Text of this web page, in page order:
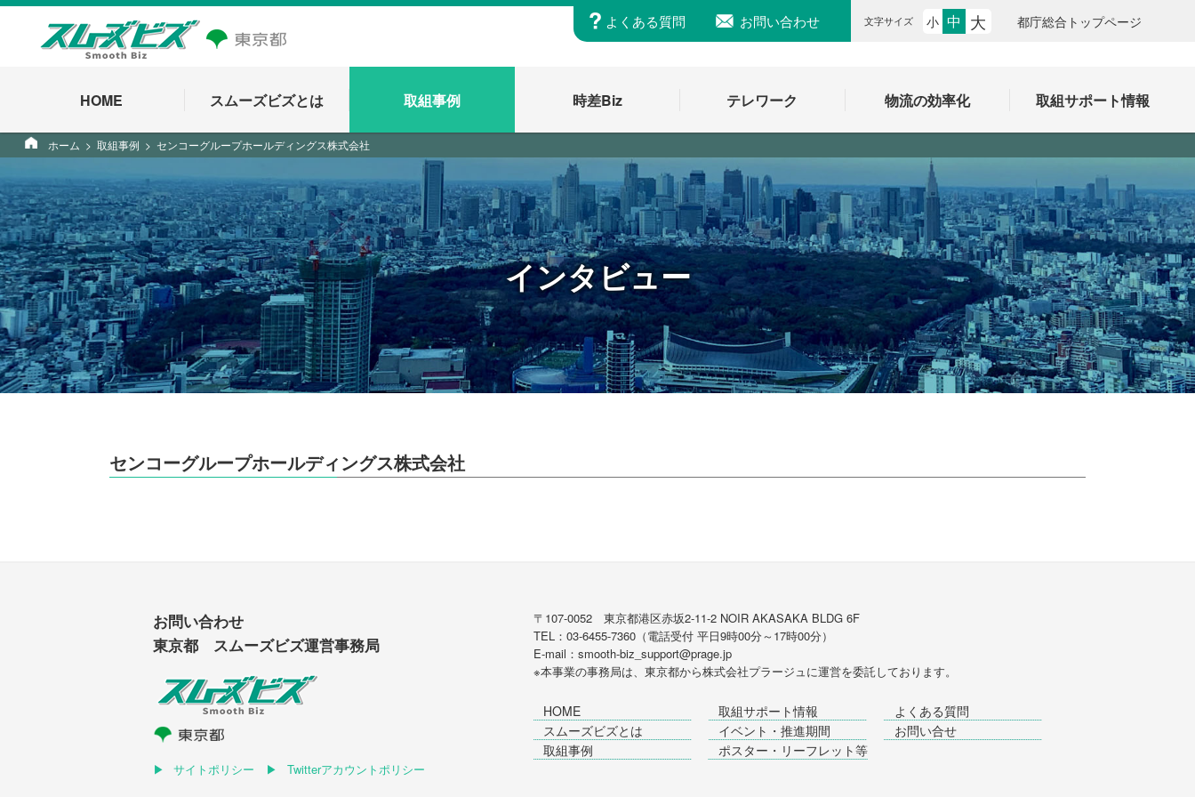
よくある質問 お問い合わせ 文字サイズ 小 中 大 都庁総合トップページ
HOME スムーズビズとは 取組事例 時差Biz テレワーク 物流の効率化 取組サポート情報
ホーム 取組事例 センコーグループホールディングス株式会社
インタビュー
センコーグループホールディングス株式会社
お問い合わせ
東京都 スムーズビズ運営事務局
サイトポリシー Twitterアカウントポリシー
〒107-0052 東京都港区赤坂2-11-2 NOIR AKASAKA BLDG 6F
TEL：03-6455-7360（電話受付 平日9時00分～17時00分）
E-mail：smooth-biz_support@prage.jp
※本事業の事務局は、東京都から株式会社プラージュに運営を委託しております。
HOME
スムーズビズとは
取組事例
取組サポート情報
イベント・推進期間
ポスター・リーフレット等
よくある質問
お問い合せ